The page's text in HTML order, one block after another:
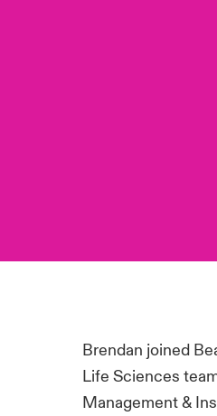
Brendan joined
Life Sciences
Management &